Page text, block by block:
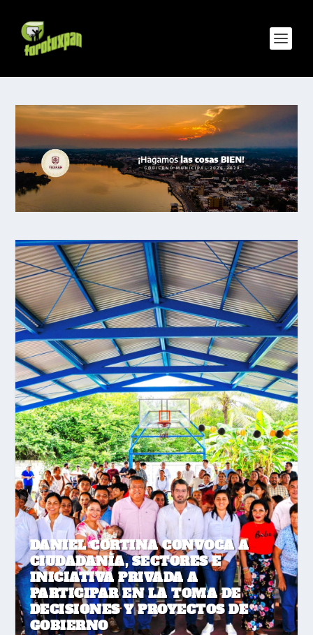
DANIEL CORTINA CONVOCA A
CIUDADANÍA, SECTORES E
INICIATIVA PRIVADA A
PARTICIPAR EN LA TOMA DE
DECISIONES Y PROYECTOS DE
GOBIERNO